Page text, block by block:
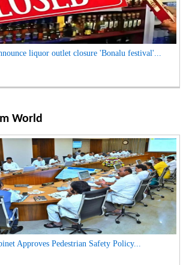
liquor outlet closure 'Bonalu festival'...
World
Approves Pedestrian Safety Policy...